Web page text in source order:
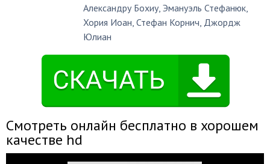
Александру Бохиу,Эмануэль Стефанюк,
Хория Иоан,Стефан Корнич, Джордж
Юлиан
Смотреть онлайн бесплатно в хорошем
качестве hd